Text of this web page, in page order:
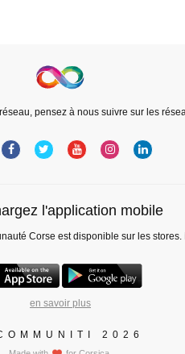
pensez à nous suivre sur les
l'application mobile
Corse est disponible sur les
en savoir plus
2026